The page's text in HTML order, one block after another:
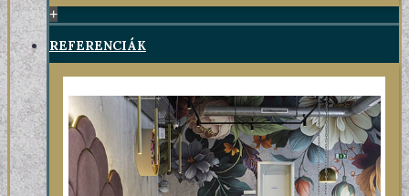
+
REFERENCIÁK